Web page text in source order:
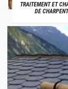
TRAITEMENT ET
DE